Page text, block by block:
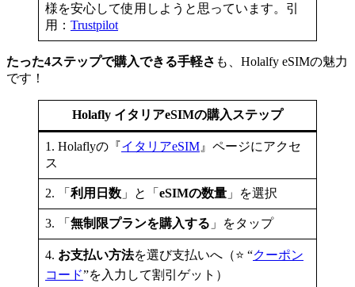
様を安心して使用しようと思っています。引
用： Trustpilot
たった4ステップで購入できる手軽さ も、Holalfy eSIMの魅力
です！
Holafly イタリアeSIMの購入ステップ
1. Holaflyの『イタリアeSIM 』ページにアクセ
ス
2. 「 利用日数 」と「 eSIMの数量 」を選択
3. 「 無制限プランを購入する 」をタップ
4. お支払い方法を選び支払いへ（⭐️ “クーポン
コード”を入力して割引ゲット）